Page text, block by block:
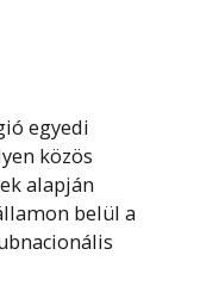
egyedi
közös
alapján
belül a